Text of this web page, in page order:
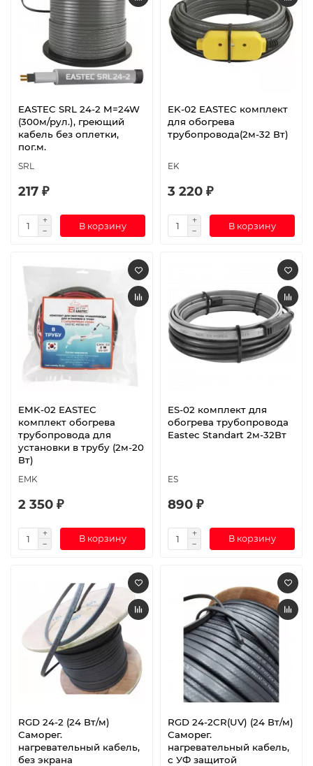
EASTEC SRL 24-2 M=24W
(300м/рул.), греющий
кабель без оплетки,
пог.м.
SRL
217 ₽
В корзину
EK-02 EASTEC комплект
для обогрева
трубопровода(2м-32 Вт)
EK
3 220 ₽
В корзину
EMK-02 EASTEC
комплект обогрева
трубопровода для
установки в трубу (2м-20
Вт)
EMK
2 350 ₽
В корзину
ES-02 комплект для
обогрева трубопровода
Eastec Standart 2м-32Вт
ES
890 ₽
В корзину
RGD 24-2 (24 Вт/м)
Саморег.
нагревательный кабель,
без экрана
RGD 24-2CR(UV) (24 Вт/м)
Саморег.
нагревательный кабель,
с УФ защитой